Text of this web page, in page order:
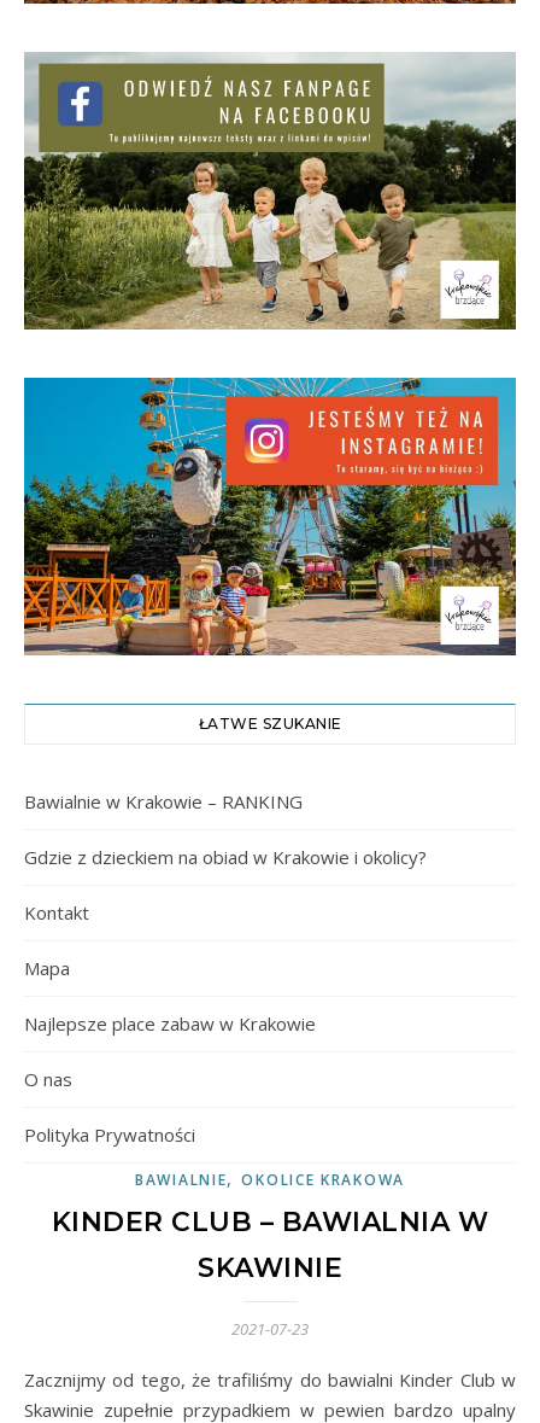
ŁATWE SZUKANIE
Bawialnie w Krakowie – RANKING
Gdzie z dzieckiem na obiad w Krakowie i okolicy?
Kontakt
Mapa
Najlepsze place zabaw w Krakowie
O nas
Polityka Prywatności
BAWIALNIE,OKOLICE KRAKOWA
KINDER CLUB – BAWIALNIA W
SKAWINIE
2021-07-23
Zacznijmy od tego, że trafiliśmy do bawialni Kinder Club w
Skawinie zupełnie przypadkiem w pewien bardzo upalny